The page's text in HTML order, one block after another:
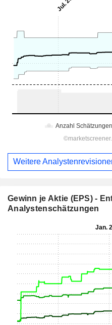
Weitere
Gewinn je Aktie (EPS) -
Analystenschätzungen